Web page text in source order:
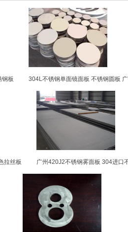
钢板 304L不锈钢单面镜面板 不锈钢圆板
拉丝板 广州420J2不锈钢雾面板 304进口